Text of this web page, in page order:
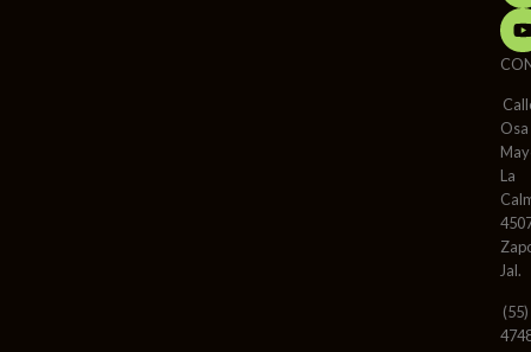
Osa
La
Jal.
(55)